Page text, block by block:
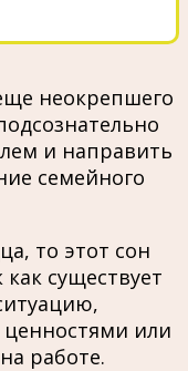
неокрепшего
и направить
семейного
то этот сон
как существует
или
работе.